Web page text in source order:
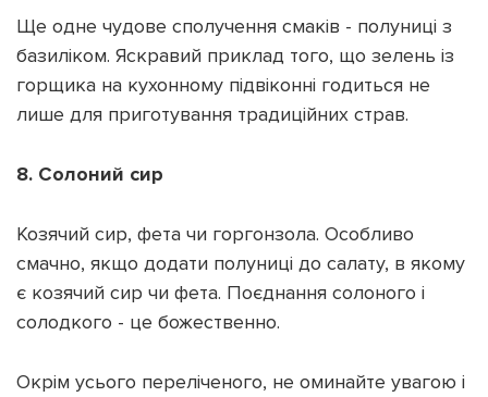
Ще одне чудове сполучення смаків - полуниці з
базиліком. Яскравий приклад того, що зелень із
горщика на кухонному підвіконні годиться не
лише для приготування традиційних страв.
8. Солоний сир
Козячий сир, фета чи горгонзола. Особливо
смачно, якщо додати полуниці до салату, в якому
є козячий сир чи фета. Поєднання солоного і
солодкого - це божественно.
Окрім усього переліченого, не оминайте увагою і